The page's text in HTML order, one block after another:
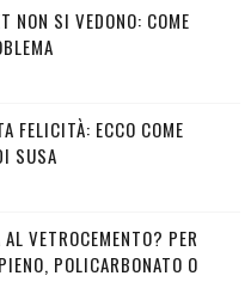
NON SI VEDONO: COME
FELICITÀ: ECCO COME
SUSA
VETROCEMENTO? PER
POLICARBONATO O